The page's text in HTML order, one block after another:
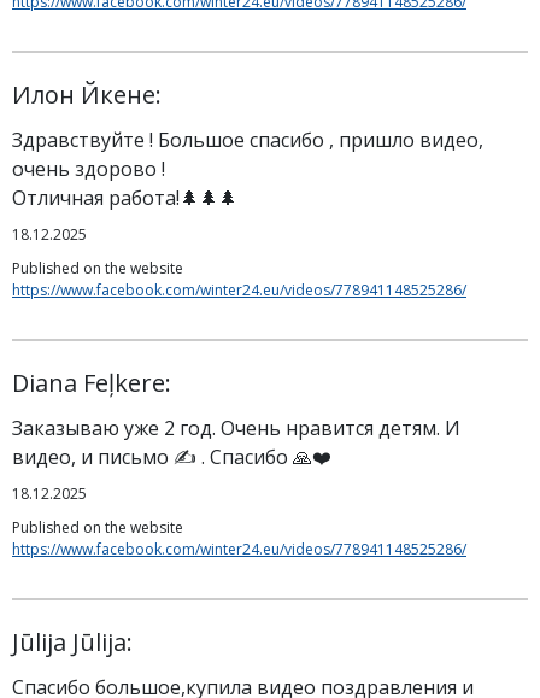
Илон Йкене:
Здравствуйте ! Большое спасибо , пришло видео,
очень здорово !
Отличная работа!🌲🌲🌲
18.12.2025
Published on the website
https://www.facebook.com/winter24.eu/videos/778941148525286/
Diana Feļkere:
Заказываю уже 2 год. Очень нравится детям. И
видео, и письмо ✍️ . Спасибо 🙏❤️
18.12.2025
Published on the website
https://www.facebook.com/winter24.eu/videos/778941148525286/
Jūlija Jūlija:
Спасибо большое,купила видео поздравления и